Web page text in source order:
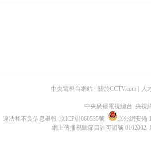
中央電視台網站 關於CCTV.com 人
中央廣播電視總台 央視
違法和不良信息舉報 京ICP證060535號
京公網安備
網上傳播視聽節目許可證號 0102002